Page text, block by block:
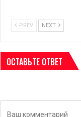
PREV NEXT
ОСТАВЬТЕ ОТВЕТ